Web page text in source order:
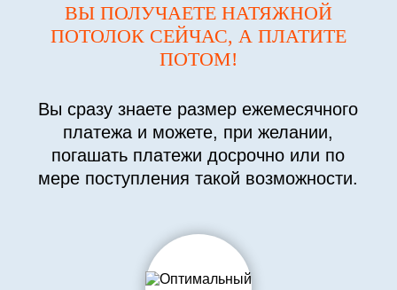
ВЫ ПОЛУЧАЕТЕ НАТЯЖНОЙ
ПОТОЛОК СЕЙЧАС, А ПЛАТИТЕ
ПОТОМ!
Вы сразу знаете размер ежемесячного
платежа и можете, при желании,
погашать платежи досрочно или по
мере поступления такой возможности.